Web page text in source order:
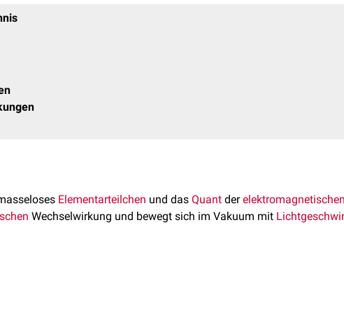
Elementarteilchen und das Quant der
Wechselwirkung und bewegt sich im Vakuum mit
der Ausbreitung wellenartig verhält, erfolgt seine